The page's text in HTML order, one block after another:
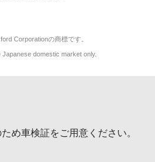
Corporationの商標です。
domestic market only.
め車検証をご用意ください。